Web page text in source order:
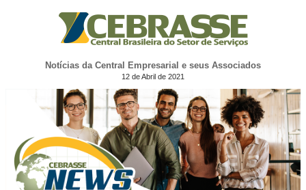
Notícias da Central Empresarial e seus Associados
12 de Abril de 2021